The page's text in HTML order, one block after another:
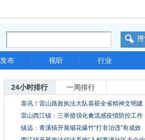
发布 | 视听 | 行业
24小时排行 一周排行
喜讯！雷山路政执法大队喜获全省精神文明建
设工
雷山西江镇：三举措强化禽流感疫情防控工作
镇远：青溪镇开展烟花爆竹“打非治违”有成效